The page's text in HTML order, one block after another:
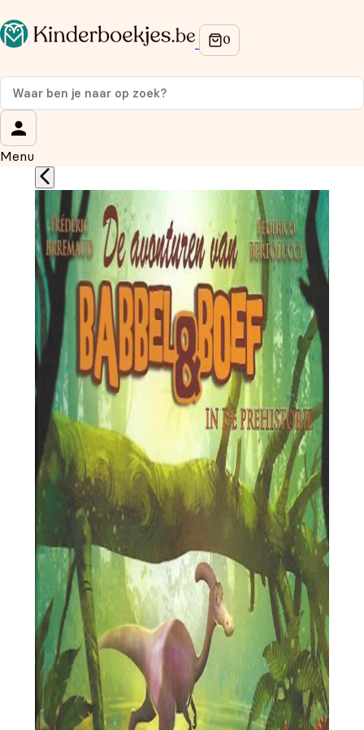
Menu
Op de hoogte blijven van onze acties?
Meld je aan voor onze nieuwsbrief en ontvang
korting
Wat is je voornaam?
Wat is je e-mailadres?*
Aanmelden
We gebruiken je gegevens om contact op te nemen, in
overeenstemming met ons privacybeleid.